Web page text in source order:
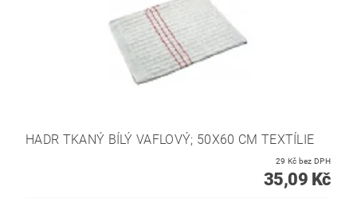
HADR TKANÝ BÍLÝ VAFLOVÝ; 50X60 CM TEXTÍLIE
29 Kč bez DPH
35,09 Kč